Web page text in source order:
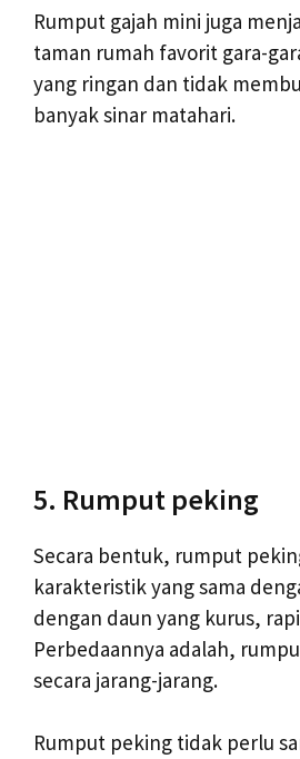
Rumput gajah mini juga
taman rumah favorit gara-
yang ringan dan tidak
banyak sinar matahari.
5. Rumput peking
Secara bentuk, rumput
karakteristik yang sama
dengan daun yang kurus,
Perbedaannya adalah,
secara jarang-jarang.
Rumput peking tidak perlu